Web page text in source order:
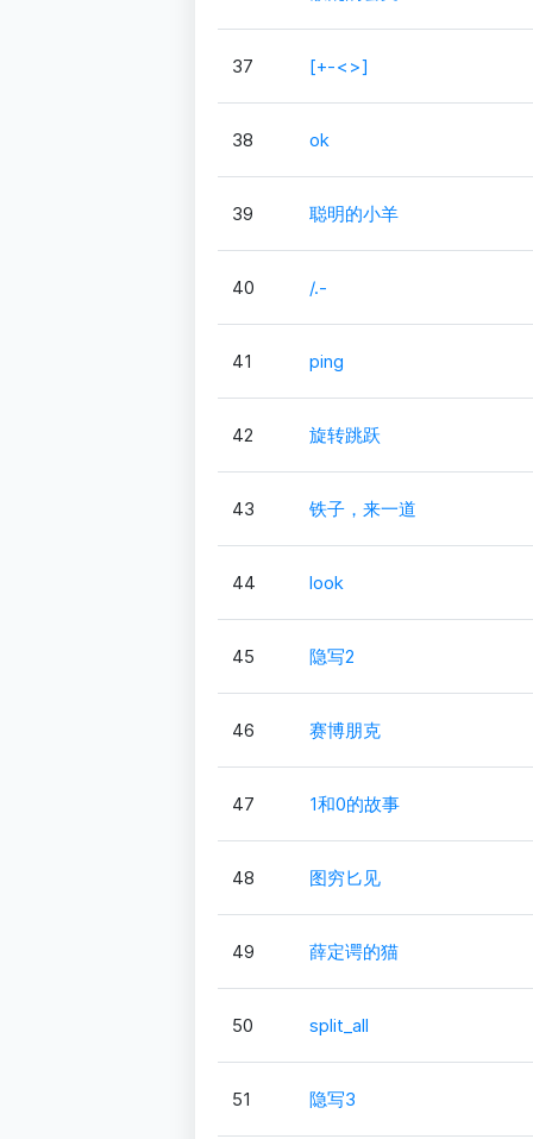
37 [+-<>]
38 ok
39 聪明的小羊
40 /.-
41 ping
42 旋转跳跃
43 铁子，来一道
44 look
45 隐写2
46 赛博朋克
47 1和0的故事
48 图穷匕见
49 薛定谔的猫
50 split_all
51 隐写3